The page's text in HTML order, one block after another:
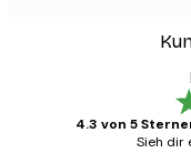
4.3 von 5
Sieh dir